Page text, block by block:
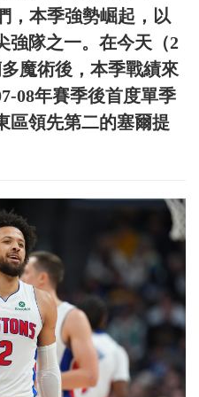
，本季強勢崛起，以
強隊之一。在今天（2
魔術後，本季戰績來
08年賽季後首度單季
區領先第二的塞爾提